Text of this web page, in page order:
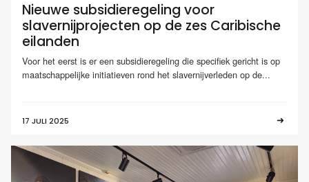
Nieuwe subsidieregeling voor
slavernijprojecten op de zes Caribische
eilanden
Voor het eerst is er een subsidieregeling die specifiek gericht is op
maatschappelijke initiatieven rond het slavernijverleden op de...
17 JULI 2025